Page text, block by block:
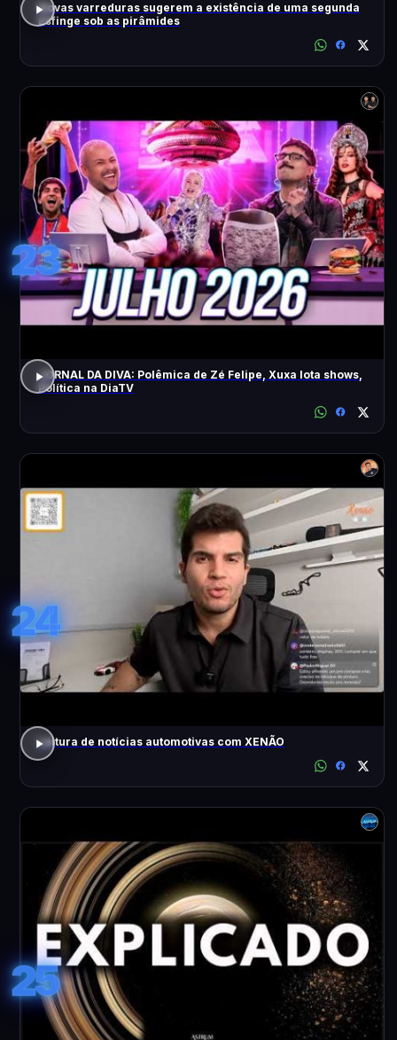
Novas varreduras sugerem a existência de uma segunda
Esfinge sob as pirâmides
23
JORNAL DA DIVA: Polêmica de Zé Felipe, Xuxa lota shows,
Política na DiaTV
24
Leitura de notícias automotivas com XENÃO
25